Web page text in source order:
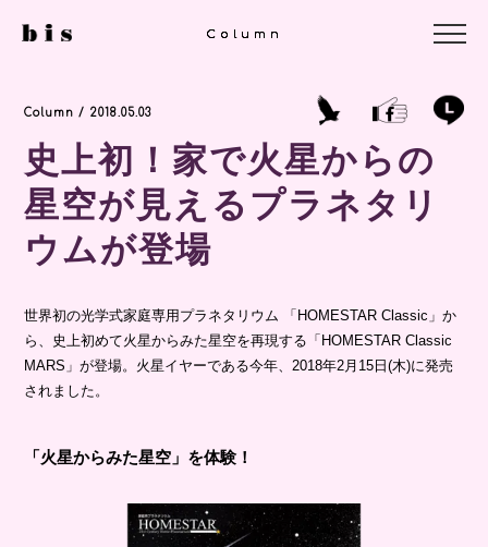
Column
Column / 2018.05.03
史上初！家で火星からの
星空が見えるプラネタリ
ウムが登場
世界初の光学式家庭専用プラネタリウム 「HOMESTAR Classic」か
ら、史上初めて火星からみた星空を再現する「HOMESTAR Classic
MARS」が登場。火星イヤーである今年、2018年2月15日(木)に発売
されました。
「火星からみた星空」を体験！
Column
Column